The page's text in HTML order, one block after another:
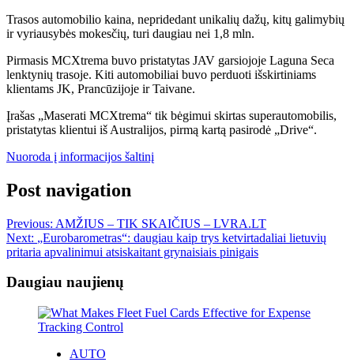
Trasos automobilio kaina, nepridedant unikalių dažų, kitų galimybių
ir vyriausybės mokesčių, turi daugiau nei 1,8 mln.
Pirmasis MCXtrema buvo pristatytas JAV garsiojoje Laguna Seca
lenktynių trasoje. Kiti automobiliai buvo perduoti išskirtiniams
klientams JK, Prancūzijoje ir Taivane.
Įrašas „Maserati MCXtrema“ tik bėgimui skirtas superautomobilis,
pristatytas klientui iš Australijos, pirmą kartą pasirodė „Drive“.
Nuoroda į informacijos šaltinį
Post navigation
Previous: AMŽIUS – TIK SKAIČIUS – LVRA.LT
Next: „Eurobarometras“: daugiau kaip trys ketvirtadaliai lietuvių
pritaria apvalinimui atsiskaitant grynaisiais pinigais
Daugiau naujienų
AUTO